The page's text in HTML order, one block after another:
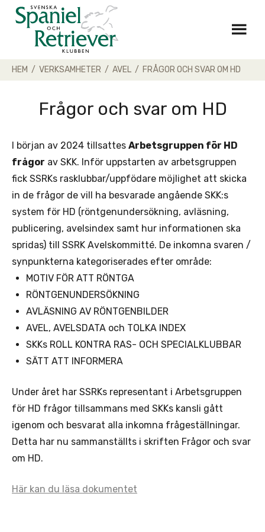
Skip
HEM / VERKSAMHETER / AVEL / FRÅGOR OCH SVAR OM HD
Frågor och svar om HD
I början av 2024 tillsattes Arbetsgruppen för HD
frågor av SKK. Inför uppstarten av arbetsgruppen
fick SSRKs rasklubbar/uppfödare möjlighet att skicka
in de frågor de vill ha besvarade angående SKK:s
system för HD (röntgenundersökning, avläsning,
publicering, avelsindex samt hur informationen ska
spridas) till SSRK Avelskommitté. De inkomna svaren /
synpunkterna kategoriserades efter område:
MOTIV FÖR ATT RÖNTGA
RÖNTGENUNDERSÖKNING
AVLÄSNING AV RÖNTGENBILDER
AVEL, AVELSDATA och TOLKA INDEX
SKKs ROLL KONTRA RAS- OCH SPECIALKLUBBAR
SÄTT ATT INFORMERA
Under året har SSRKs representant i Arbetsgruppen
för HD frågor tillsammans med SKKs kansli gått
igenom och besvarat alla inkomna frågeställningar.
Detta har nu sammanställts i skriften Frågor och svar
om HD.
Här kan du läsa dokumentet